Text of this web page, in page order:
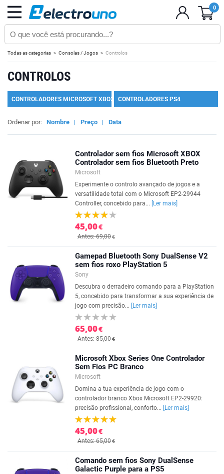
0
Todas as categorias Consolas / Jogos Controlos
CONTROLOS
CONTROLADORES MICROSOFT XBOX CONTROLADORES PS4
Ordenar por: Nombre | Preço | Data
Controlador sem fios Microsoft XBOX
Controlador sem fios Bluetooth Preto
Microsoft
Experimente o controlo avançado de jogos e a
versatilidade total com o Microsoft EP2-29944
Controller, concebido para...
[Ler mais]
45,00€
Antes: 69,00€
Gamepad Bluetooth Sony DualSense V2
sem fios roxo PlayStation 5
Sony
Descubra o derradeiro comando para a PlayStation
5, concebido para transformar a sua experiência de
jogo com precisão...
[Ler mais]
65,00€
Antes: 85,00€
Microsoft Xbox Series One Controlador
Sem Fios PC Branco
Microsoft
Domina a tua experiência de jogo com o
controlador branco Xbox Microsoft EP2-29920:
precisão profissional, conforto...
[Ler mais]
45,00€
Antes: 65,00€
Comando sem fios Sony DualSense
Galactic Purple para a PS5